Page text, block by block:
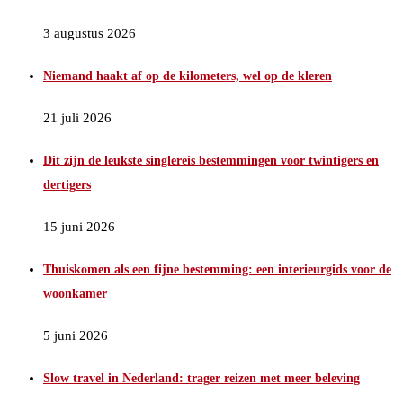
3 augustus 2026
Niemand haakt af op de kilometers, wel op de kleren
21 juli 2026
Dit zijn de leukste singlereis bestemmingen voor twintigers en
dertigers
15 juni 2026
Thuiskomen als een fijne bestemming: een interieurgids voor de
woonkamer
5 juni 2026
Slow travel in Nederland: trager reizen met meer beleving